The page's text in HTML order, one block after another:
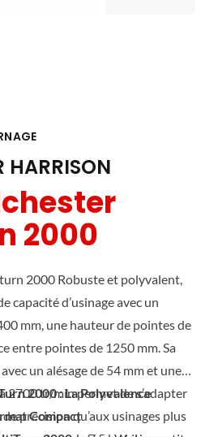
HARRISON
2000
2000 Robuste et polyvalent,
capacité d’usinage avec un
mm, une hauteur de pointes de
entre pointes de 1250 mm. Sa
un alésage de 54 mm et une
2700 tr/min permet de s’adapter
précision qu’aux usinages plus
2000 : La Polyvalence
Compact